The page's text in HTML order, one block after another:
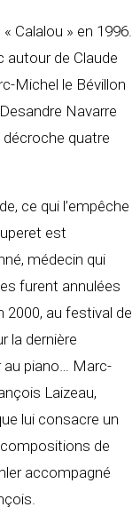
Calalou » en 1996.
autour de Claude
Michel le Bévillon
Navarre
quatre
ce qui l’empêche
est
médecin qui
furent annulées
2000, au festival de
la dernière
au piano… Marc-
Laizeau,
lui consacre un
de
accompagné